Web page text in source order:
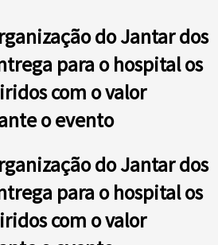
do Jantar dos
para o hospital os
com o valor
o evento
do Jantar dos
para o hospital os
com o valor